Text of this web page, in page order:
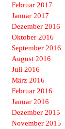
Februar 2017
Januar 2017
Dezember 2016
Oktober 2016
September 2016
August 2016
Juli 2016
März 2016
Februar 2016
Januar 2016
Dezember 2015
November 2015